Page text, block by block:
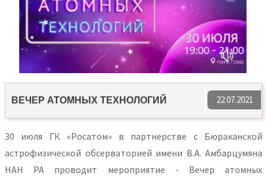
22.07.2021
ВЕЧЕР АТОМНЫХ ТЕХНОЛОГИЙ
30 июля ГК «Росатом» в партнерстве с Бюраканской
астрофизической обсерваторией имени В.А. Амбарцумяна
НАН РА проводит мероприятие - Вечер атомных